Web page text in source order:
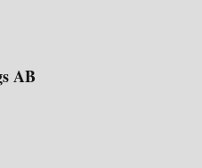
AB